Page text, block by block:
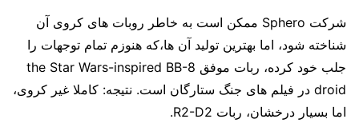
شرکت
Sphero ممکن است به خاطر روبات های کروی آن
شناخته شود، اما بهترین تولید آن ها،که هنوزم تمام توجهات را
جلب خود کرده، ربات موفق the Star Wars-inspired BB-8
droid در فیلم های جنگ ستارگان است. نتیجه: کاملا غیر کروی،
اما بسیار درخشان، ربات R2-D2.